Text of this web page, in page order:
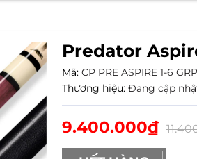
Predator
Mã: CP PRE ASPIRE 1-6 GRP
Thương hiệu: Đang cập
9.400.000₫